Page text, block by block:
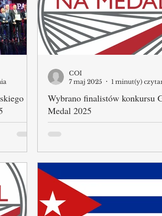
na
za
Wybrano finalistów konkursu
Medal 2025
przedstawiciele Centrów Obsługi
COI
7 maj 2025
1 minut(y)